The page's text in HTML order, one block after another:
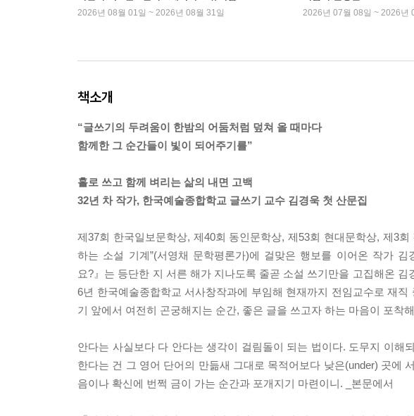
2026년 08월 01일 ~ 2026년 08월 31일 2026년 07월 08일 ~ 2026년
책소개
“글쓰기의 두려움이 한밤의 어둠처럼 덮쳐 올 때마다
함께한 그 순간들이 빛이 되어주기를”
홀로 쓰고 함께 벼리는 삶의 내면 고백
32년 차 작가, 한국예술종합학교 글쓰기 교수 김경욱 첫 산문집
제37회 한국일보문학상, 제40회 동인문학상, 제53회 현대문학상, 제3
하는 소설 기계”(서영채 문학평론가)에 걸맞은 행보를 이어온 작가
요?』는 등단한 지 서른 해가 지나도록 줄곧 소설 쓰기만을 고집해온
6년 한국예술종합학교 서사창작과에 부임해 현재까지 전임교수로 재
기 앞에서 여전히 곤궁해지는 순간, 좋은 글을 쓰고자 하는 마음이 포착
안다는 사실보다 다 안다는 생각이 걸림돌이 되는 법이다. 도무지 이
한다는 건 그 영어 단어의 만듦새 그대로 목적어보다 낮은(under) 곳에
음이나 확신에 번쩍 금이 가는 순간과 포개지기 마련이니. _본문에서